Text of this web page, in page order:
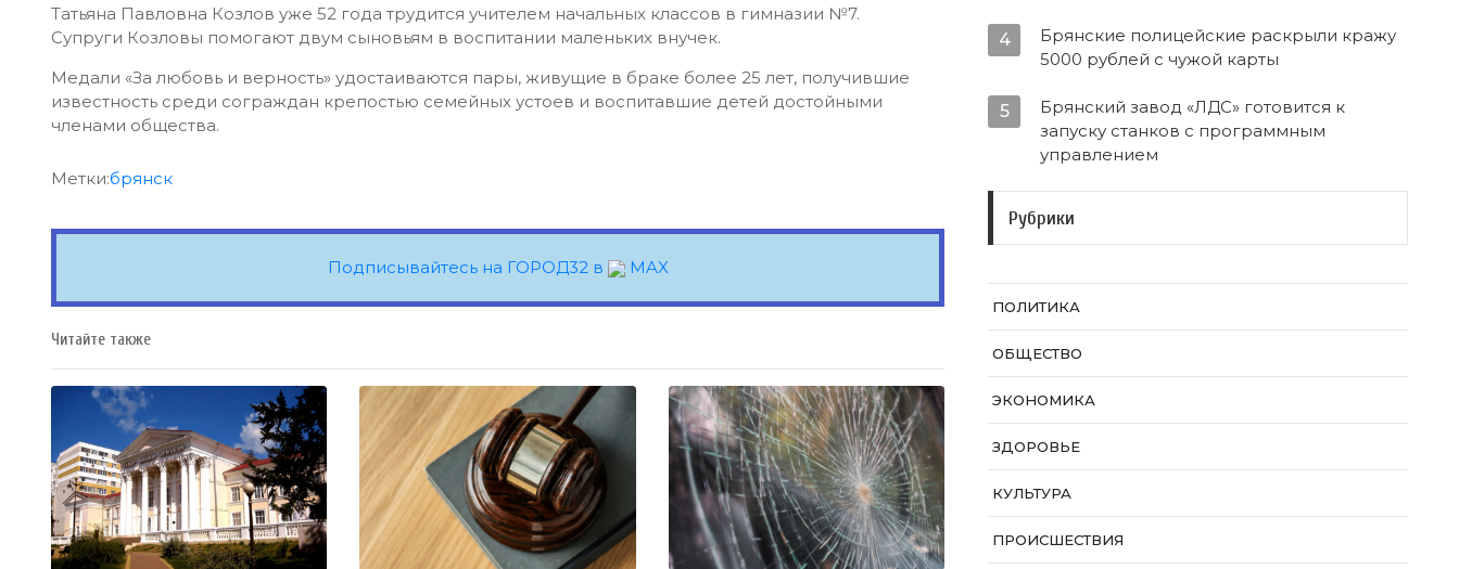
Татьяна Павловна Козлов уже 52 года трудится учителем начальных классов в гимназии №7.
Супруги Козловы помогают двум сыновьям в воспитании маленьких внучек.
Медали «За любовь и верность» удостаиваются пары, живущие в браке более 25 лет, получившие
известность среди сограждан крепостью семейных устоев и воспитавшие детей достойными
членами общества.
Метки:брянск
Подписывайтесь на ГОРОД32 в MAX
Читайте также
4
Брянские полицейские раскрыли кражу
5000 рублей с чужой карты
5
Брянский завод «ЛДС» готовится к
запуску станков с программным
управлением
Рубрики
ПОЛИТИКА
ОБЩЕСТВО
ЭКОНОМИКА
ЗДОРОВЬЕ
КУЛЬТУРА
ПРОИСШЕСТВИЯ